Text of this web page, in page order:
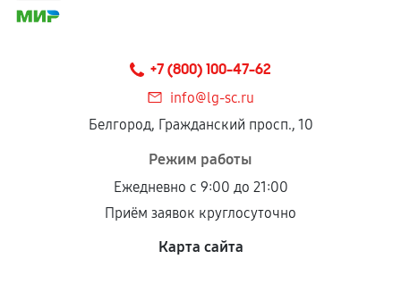
соблюдены следующие условия:
Установка была выполнена нашим сервисным
центром.
При этом гарантия на сами комплектующие
продавца. За качество сторонних деталей
сервисный центр ответственности не несет.
+7 (800) 100-47-62
info@lg-sc.ru
Белгород, Гражданский просп., 10
Режим работы
Ежедневно с 9:00 до 21:00
Приём заявок круглосуточно
Карта сайта